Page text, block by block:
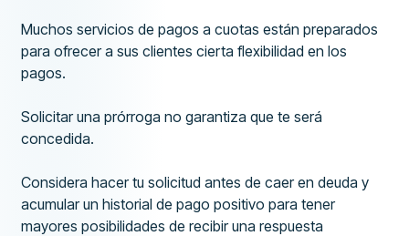
Muchos servicios de pagos a cuotas están preparados
para ofrecer a sus clientes cierta flexibilidad en los
pagos.
Solicitar una prórroga no garantiza que te será
concedida.
Considera hacer tu solicitud antes de caer en deuda y
acumular un historial de pago positivo para tener
mayores posibilidades de recibir una respuesta